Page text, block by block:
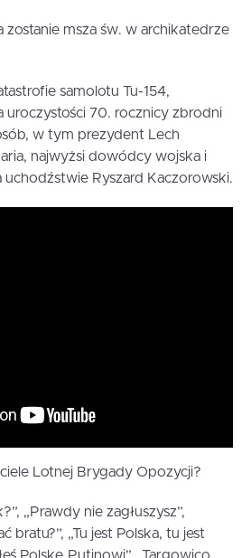
msza św. w archikatedrze
samolotu Tu-154,
uroczystości 70. rocznicy zbrodni
w tym prezydent Lech
najwyżsi dowódcy wojska i
Ryszard Kaczorowski.
Lotnej Brygady Opozycji?
„Prawdy nie zagłuszysz”,
bratu?”, „Tu jest Polska, tu jest